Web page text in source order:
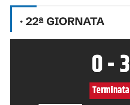
· 22ª GIORNATA
0-3
Terminata